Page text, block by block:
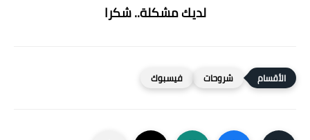
لديك مشكلة.. شكرا
شروحات فيسبوك